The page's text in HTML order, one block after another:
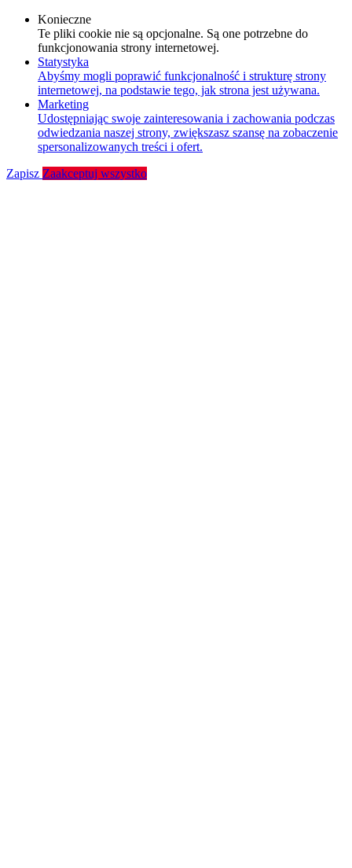
Konieczne
Te pliki cookie nie są opcjonalne. Są one potrzebne do
funkcjonowania strony internetowej.
Statystyka
Abyśmy mogli poprawić funkcjonalność i strukturę strony
internetowej, na podstawie tego, jak strona jest używana.
Marketing
Udostępniając swoje zainteresowania i zachowania podczas
odwiedzania naszej strony, zwiększasz szansę na zobaczenie
spersonalizowanych treści i ofert.
Zapisz Zaakceptuj wszystko